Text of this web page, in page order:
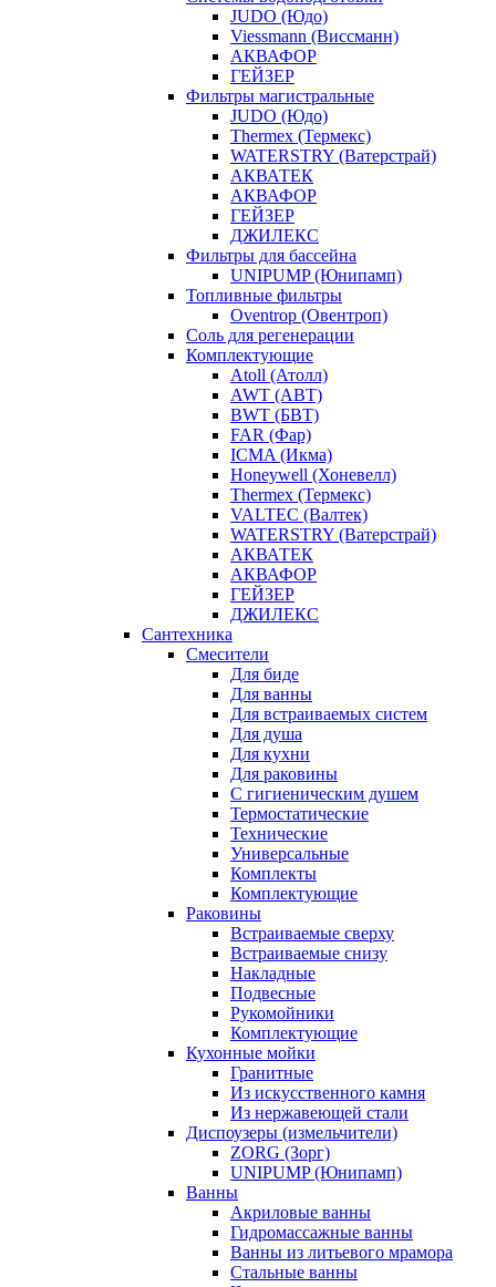
JUDO (Юдо)
Viessmann (Виссманн)
АКВАФОР
ГЕЙЗЕР
Фильтры магистральные
JUDO (Юдо)
Thermex (Термекс)
WATERSTRY (Ватерстрай)
АКВАТЕК
АКВАФОР
ГЕЙЗЕР
ДЖИЛЕКС
Фильтры для бассейна
UNIPUMP (Юнипамп)
Топливные фильтры
Oventrop (Овентроп)
Соль для регенерации
Комплектующие
Atoll (Атолл)
AWT (АВТ)
BWT (БВТ)
FAR (Фар)
ICMA (Икма)
Honeywell (Хоневелл)
Thermex (Термекс)
VALTEC (Валтек)
WATERSTRY (Ватерстрай)
АКВАТЕК
АКВАФОР
ГЕЙЗЕР
ДЖИЛЕКС
Сантехника
Смесители
Для биде
Для ванны
Для встраиваемых систем
Для душа
Для кухни
Для раковины
С гигиеническим душем
Термостатические
Технические
Универсальные
Комплекты
Комплектующие
Раковины
Встраиваемые сверху
Встраиваемые снизу
Накладные
Подвесные
Рукомойники
Комплектующие
Кухонные мойки
Гранитные
Из искусственного камня
Из нержавеющей стали
Диспоузеры (измельчители)
ZORG (Зорг)
UNIPUMP (Юнипамп)
Ванны
Акриловые ванны
Гидромассажные ванны
Ванны из литьевого мрамора
Стальные ванны